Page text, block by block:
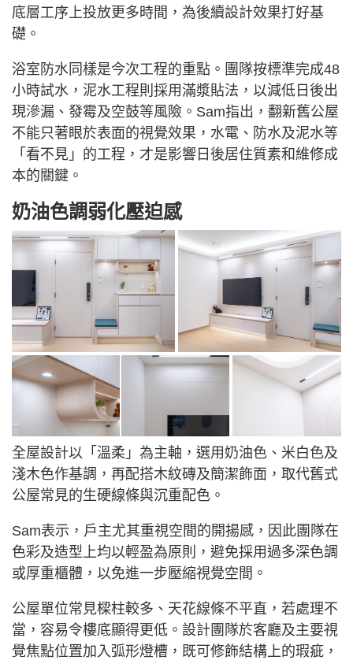
底層工序上投放更多時間，為後續設計效果打好基
礎。
浴室防水同樣是今次工程的重點。團隊按標準完成48
小時試水，泥水工程則採用滿漿貼法，以減低日後出
現滲漏、發霉及空鼓等風險。Sam指出，翻新舊公屋
不能只著眼於表面的視覺效果，水電、防水及泥水等
「看不見」的工程，才是影響日後居住質素和維修成
本的關鍵。
奶油色調弱化壓迫感
全屋設計以「溫柔」為主軸，選用奶油色、米白色及
淺木色作基調，再配搭木紋磚及簡潔飾面，取代舊式
公屋常見的生硬線條與沉重配色。
Sam表示，戶主尤其重視空間的開揚感，因此團隊在
色彩及造型上均以輕盈為原則，避免採用過多深色調
或厚重櫃體，以免進一步壓縮視覺空間。
公屋單位常見樑柱較多、天花線條不平直，若處理不
當，容易令樓底顯得更低。設計團隊於客廳及主要視
覺焦點位置加入弧形燈槽，既可修飾結構上的瑕疵，